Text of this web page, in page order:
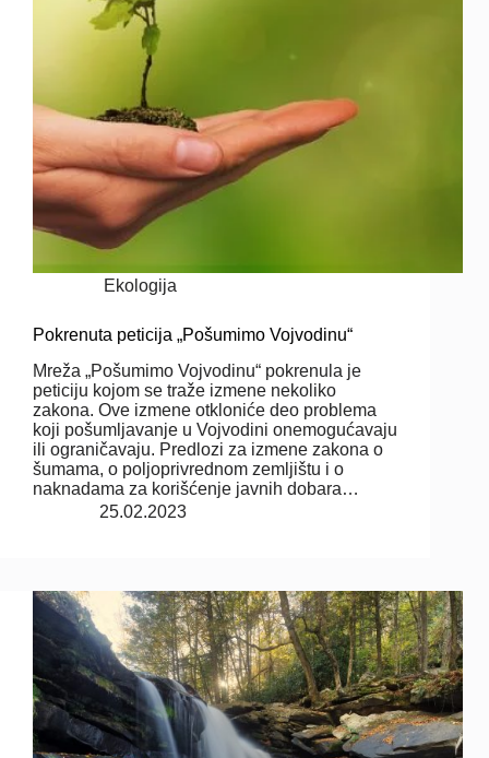
Ekologija
Pokrenuta peticija „Pošumimo Vojvodinu“
Mreža „Pošumimo Vojvodinu“ pokrenula je
peticiju kojom se traže izmene nekoliko
zakona. Ove izmene otkloniće deo problema
koji pošumljavanje u Vojvodini onemogućavaju
ili ograničavaju. Predlozi za izmene zakona o
šumama, o poljoprivrednom zemljištu i o
naknadama za korišćenje javnih dobara…
25.02.2023